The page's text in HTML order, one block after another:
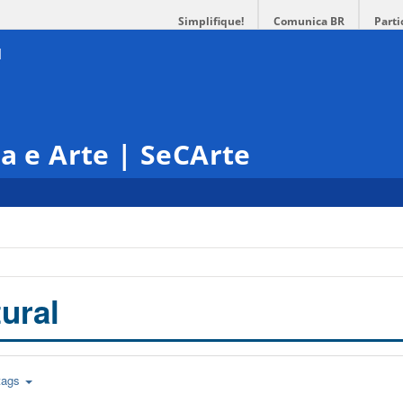
Simplifique! Comunica BR
e Arte | SeCArte